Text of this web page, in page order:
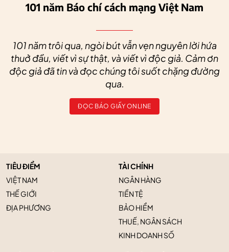
101 năm Báo chí cách mạng Việt Nam
101 năm trôi qua, ngòi bút vẫn vẹn nguyên lời hứa
thuở đầu, viết vì sự thật, và viết vì độc giả. Cảm ơn
độc giả đã tin và đọc chúng tôi suốt chặng đường
qua.
ĐỌC BÁO GIẤY ONLINE
TIÊU ĐIỂM
VIỆT NAM
THẾ GIỚI
ĐỊA PHƯƠNG
TÀI CHÍNH
NGÂN HÀNG
TIỀN TỆ
BẢO HIỂM
THUẾ, NGÂN SÁCH
KINH DOANH SỐ